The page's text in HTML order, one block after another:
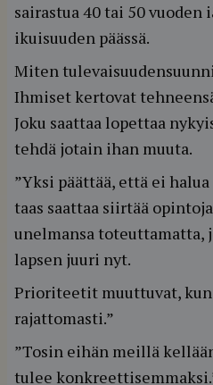
sairastua 40 tai 50 vuoden
ikuisuuden päässä.
Miten
Ihmiset kertovat
Joku saattaa lopettaa
tehdä jotain ihan muuta.
”Yksi päättää, että ei
taas saattaa siirtää
unelmansa toteuttamatta,
lapsen juuri nyt.
Prioriteetit muuttuvat,
rajattomasti.”
”Tosin eihän meillä
tulee